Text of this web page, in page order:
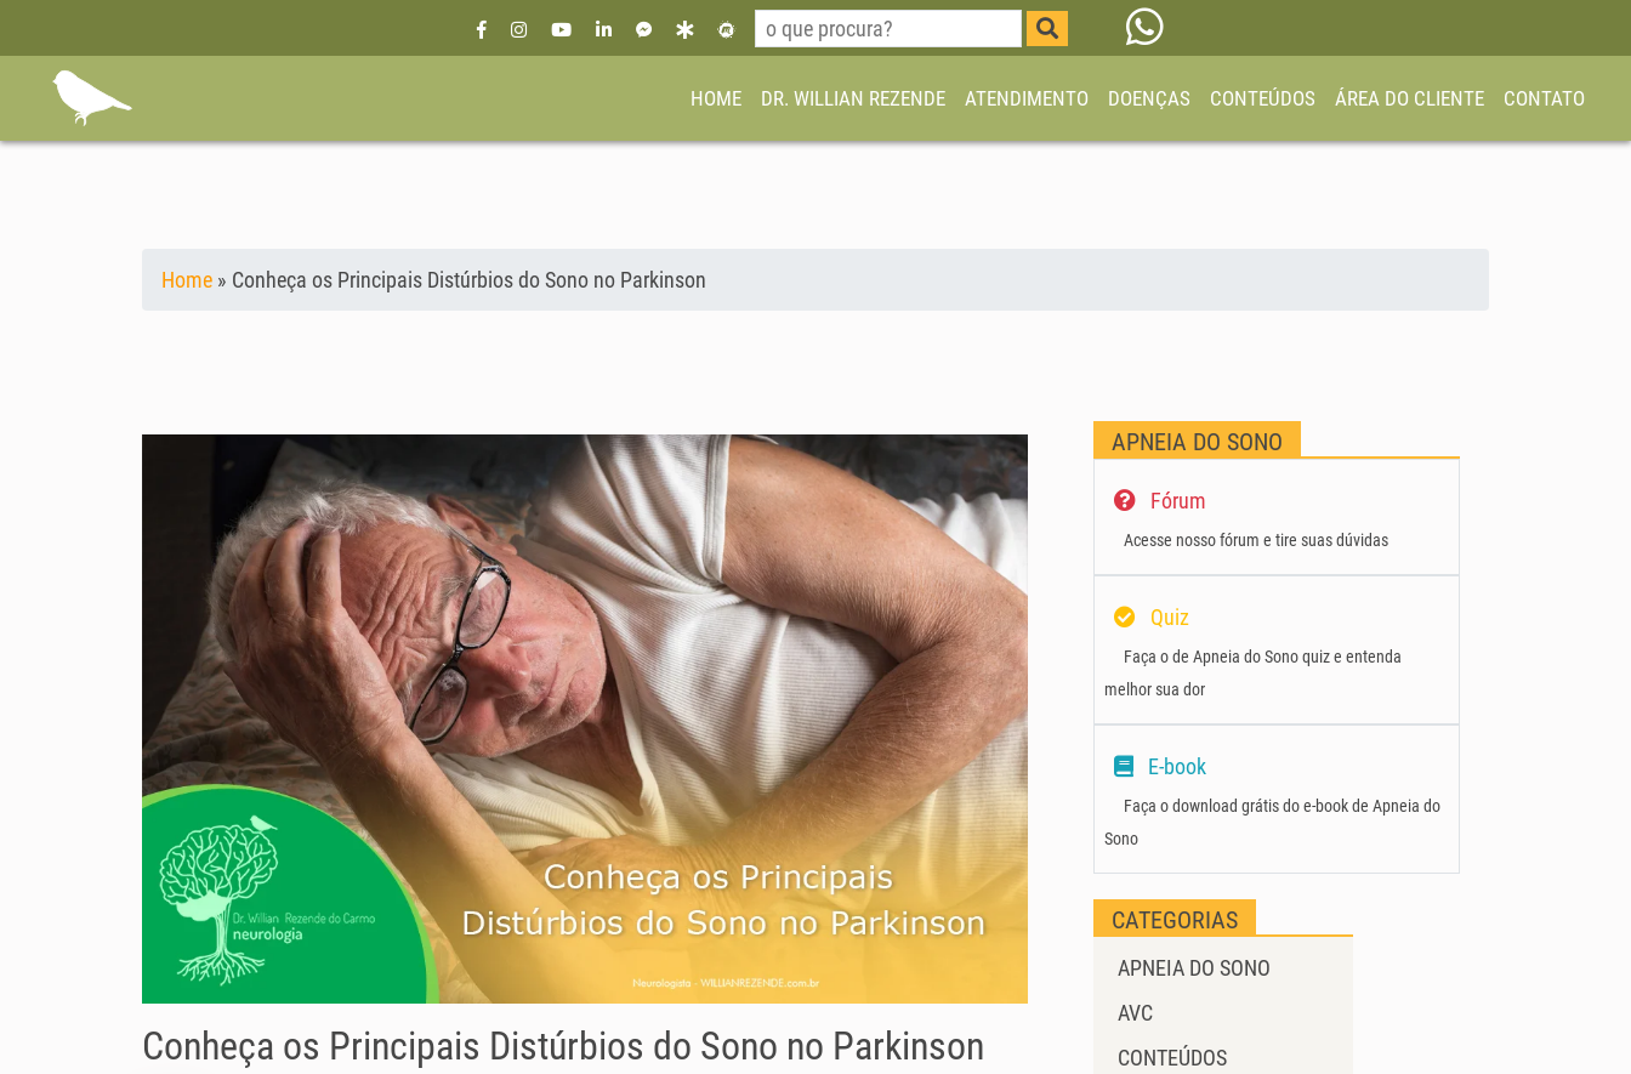
HOME DR. WILLIAN REZENDE ATENDIMENTO DOENÇAS CONTEÚDOS ÁREA DO CLIENTE CONTATO
Home » Conheça os Principais Distúrbios do Sono no Parkinson
Conheça os Principais Distúrbios do Sono no Parkinson
APNEIA DO SONO
Fórum
Acesse nosso fórum e tire suas dúvidas
Quiz
Faça o de Apneia do Sono quiz e entenda
melhor sua dor
E-book
Faça o download grátis do e-book de Apneia do
Sono
CATEGORIAS
APNEIA DO SONO
AVC
CONTEÚDOS